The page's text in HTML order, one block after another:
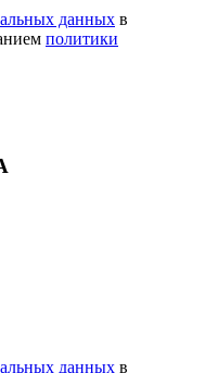
данных в
политики
данных в